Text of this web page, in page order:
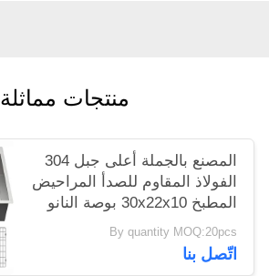
منتجات مماثلة
المصنع بالجملة أعلى جبل 304
الفولاذ المقاوم للصدأ المراحيض
المطبخ 30x22x10 بوصة النانو
مات الأسود قطرة في الحوض
مع الصرف الصحي فرجاديرو دي
كوكينا
By quantity MOQ:20pcs
اتّصل بنا